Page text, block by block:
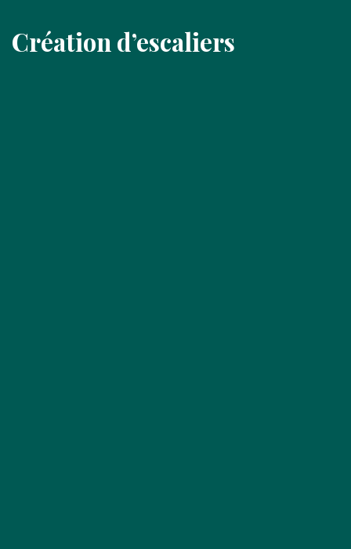
Création d’escaliers